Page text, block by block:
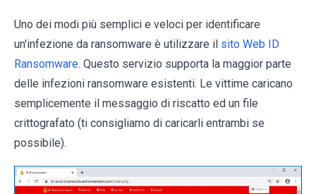
Uno dei modi più semplici e veloci per identificare
un'infezione da ransomware è utilizzare il sito Web ID
Ransomware. Questo servizio supporta la maggior parte
delle infezioni ransomware esistenti. Le vittime caricano
semplicemente il messaggio di riscatto ed un file
crittografato (ti consigliamo di caricarli entrambi se
possibile).